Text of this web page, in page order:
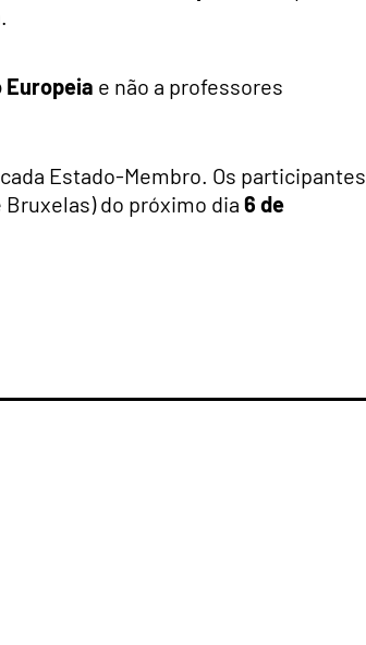
.
Europeia e não a professores
Estado-Membro. Os participantes
Bruxelas) do próximo dia 6 de